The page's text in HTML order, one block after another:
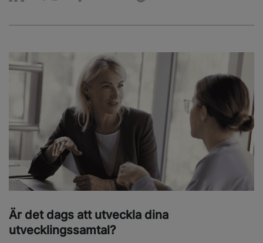
Är det dags att utveckla dina
utvecklingssamtal?